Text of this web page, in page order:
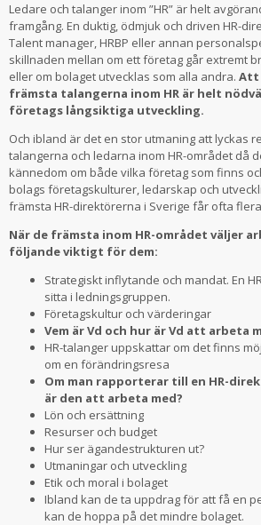
Ledare och talanger inom ”HR” är helt
framgång. En duktig, ödmjuk och driven HR-
Talent manager, HRBP eller annan
skillnaden mellan om ett företag går extremt
eller om bolaget utvecklas som alla andra. Att
främsta talangerna inom HR är helt
företags långsiktiga utveckling.
Och ibland är det en stor utmaning att lyckas
talangerna och ledarna inom HR-området då
kännedom om både vilka företag som finns
bolags företagskulturer, ledarskap och
främsta HR-direktörerna i Sverige får ofta
När de främsta inom HR-området väljer
följande viktigt för dem:
Strategiskt inflytande och mandat. En
sitta i ledningsgruppen.
Företagskultur och värderingar
Vem är Vd och hur är Vd att arbeta
HR-talanger uppskattar om det finns
om en förändringsresa
Om man rapporterar till en HR-
är den att arbeta med?
Lön och ersättning
Resurser och budget
Hur ser ägandestrukturen ut?
Utmaningar och utveckling
Etik och moral i bolaget
Ibland kan de ta uppdrag för att få en
kan de hoppa på det mindre bolaget.